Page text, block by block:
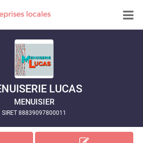
LUCAS
MENUISIER
SIRET 88839097800011